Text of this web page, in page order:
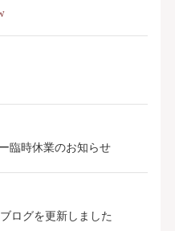
臨時休業のお知らせ
ログを更新しました